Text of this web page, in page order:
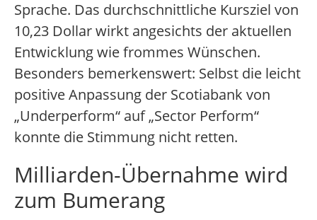
Sprache. Das durchschnittliche Kursziel von
10,23 Dollar wirkt angesichts der aktuellen
Entwicklung wie frommes Wünschen.
Besonders bemerkenswert: Selbst die leicht
positive Anpassung der Scotiabank von
„Underperform“ auf „Sector Perform“
konnte die Stimmung nicht retten.
Milliarden-Übernahme wird
zum Bumerang